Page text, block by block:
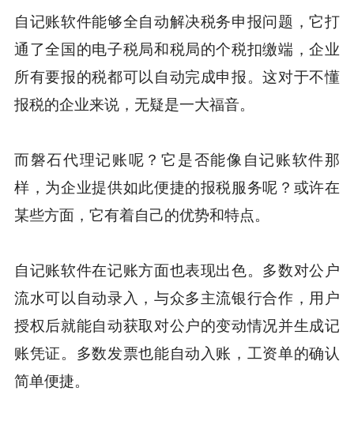
自记账软件能够全自动解决税务申报问题，它打
通了全国的电子税局和税局的个税扣缴端，企业
所有要报的税都可以自动完成申报。这对于不懂
报税的企业来说，无疑是一大福音。
而磐石代理记账呢？它是否能像自记账软件那
样，为企业提供如此便捷的报税服务呢？或许在
某些方面，它有着自己的优势和特点。
自记账软件在记账方面也表现出色。多数对公户
流水可以自动录入，与众多主流银行合作，用户
授权后就能自动获取对公户的变动情况并生成记
账凭证。多数发票也能自动入账，工资单的确认
简单便捷。